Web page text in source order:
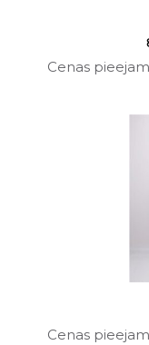
Cenas
Cenas